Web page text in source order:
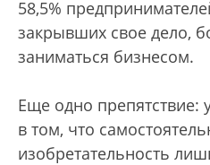
58,5%
закрывших свое дело,
заниматься бизнесом.
Еще одно препятствие:
в том, что
изобретательность